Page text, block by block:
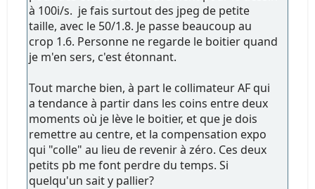
à 100i/s. je fais surtout des jpeg de petite
taille, avec le 50/1.8. Je passe beaucoup au
crop 1.6. Personne ne regarde le boitier quand
je m'en sers, c'est étonnant.
Tout marche bien, à part le collimateur AF qui
a tendance à partir dans les coins entre deux
moments où je lève le boitier, et que je dois
remettre au centre, et la compensation expo
qui "colle" au lieu de revenir à zéro. Ces deux
petits pb me font perdre du temps. Si
quelqu'un sait y pallier?